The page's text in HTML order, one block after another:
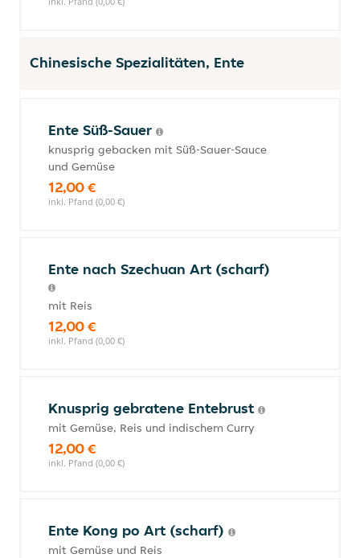
Chinesische Spezialitäten, Ente
Ente Süß-Sauer
knusprig gebacken mit Süß-Sauer-Sauce
und Gemüse
12,00 €
inkl. Pfand (0,00 €)
Ente nach Szechuan Art (scharf)
mit Reis
12,00 €
inkl. Pfand (0,00 €)
Knusprig gebratene Entebrust
mit Gemüse, Reis und indischem Curry
12,00 €
inkl. Pfand (0,00 €)
Ente Kong po Art (scharf)
mit Gemüse und Reis